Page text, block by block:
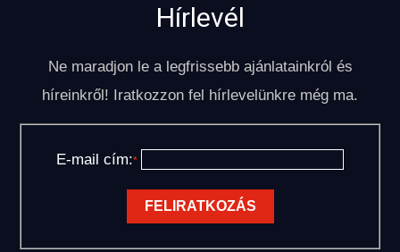
Hírlevél
Ne maradjon le a legfrissebb ajánlatainkról és
híreinkről! Iratkozzon fel hírlevelünkre még ma.
E-mail cím:*